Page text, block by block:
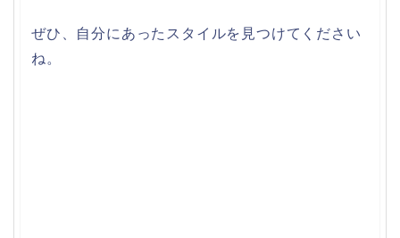
ぜひ、自分にあったスタイルを見つけてください
ね。